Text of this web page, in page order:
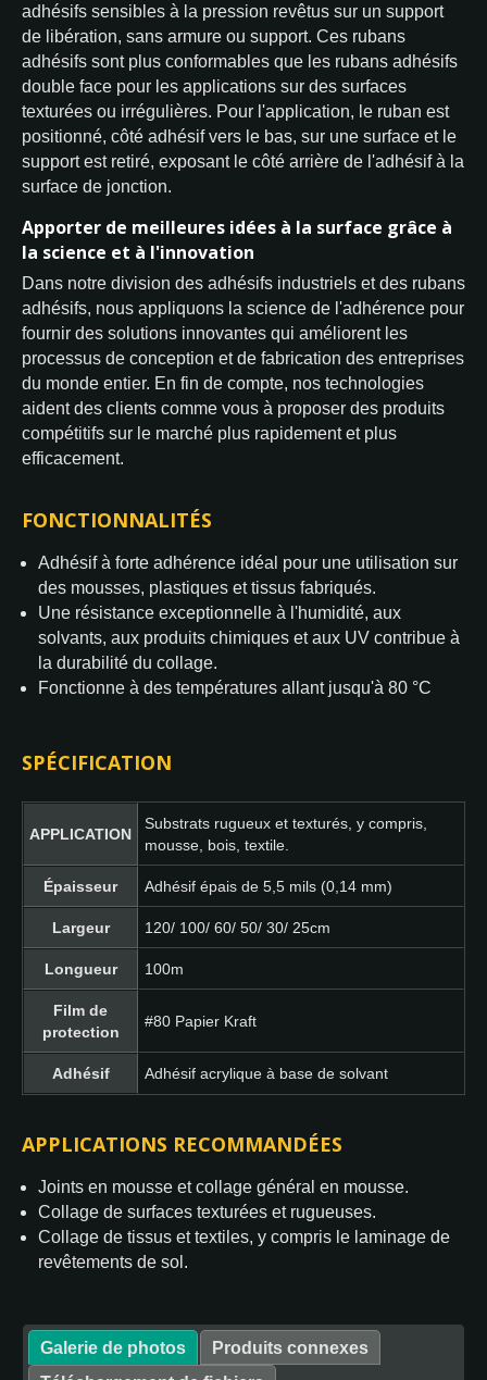
adhésifs sensibles à la pression revêtus sur un support
de libération, sans armure ou support. Ces rubans
adhésifs sont plus conformables que les rubans adhésifs
double face pour les applications sur des surfaces
texturées ou irrégulières. Pour l'application, le ruban est
positionné, côté adhésif vers le bas, sur une surface et le
support est retiré, exposant le côté arrière de l'adhésif à la
surface de jonction.
Apporter de meilleures idées à la surface grâce à
la science et à l'innovation
Dans notre division des adhésifs industriels et des rubans
adhésifs, nous appliquons la science de l'adhérence pour
fournir des solutions innovantes qui améliorent les
processus de conception et de fabrication des entreprises
du monde entier. En fin de compte, nos technologies
aident des clients comme vous à proposer des produits
compétitifs sur le marché plus rapidement et plus
efficacement.
FONCTIONNALITÉS
Adhésif à forte adhérence idéal pour une utilisation sur
des mousses, plastiques et tissus fabriqués.
Une résistance exceptionnelle à l'humidité, aux
solvants, aux produits chimiques et aux UV contribue à
la durabilité du collage.
Fonctionne à des températures allant jusqu'à 80 °C
SPÉCIFICATION
APPLICATION
Substrats rugueux et texturés, y compris,
mousse, bois, textile.
Épaisseur Adhésif épais de 5,5 mils (0,14 mm)
Largeur 120/ 100/ 60/ 50/ 30/ 25cm
Longueur 100m
Film de
protection
#80 Papier Kraft
Adhésif Adhésif acrylique à base de solvant
APPLICATIONS RECOMMANDÉES
Joints en mousse et collage général en mousse.
Collage de surfaces texturées et rugueuses.
Collage de tissus et textiles, y compris le laminage de
revêtements de sol.
Galerie de photos
Produits connexes